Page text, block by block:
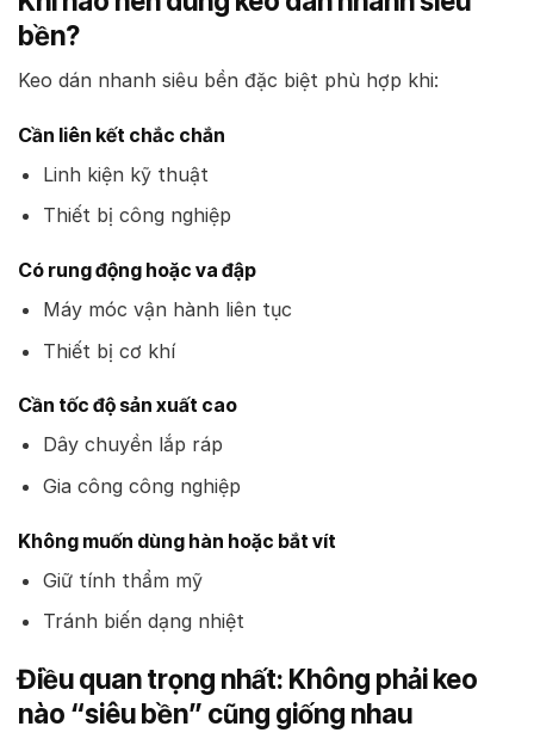
bền?
Keo dán nhanh siêu bền đặc biệt phù hợp khi:
Cần liên kết chắc chắn
Linh kiện kỹ thuật
Thiết bị công nghiệp
Có rung động hoặc va đập
Máy móc vận hành liên tục
Thiết bị cơ khí
Cần tốc độ sản xuất cao
Dây chuyền lắp ráp
Gia công công nghiệp
Không muốn dùng hàn hoặc bắt vít
Giữ tính thẩm mỹ
Tránh biến dạng nhiệt
Điều quan trọng nhất: Không phải keo
nào “siêu bền” cũng giống nhau